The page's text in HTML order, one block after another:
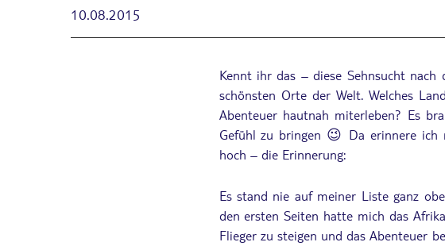
10.08.2015
Kennt ihr das – diese Sehnsucht nach
schönsten Orte der Welt. Welches
Abenteuer hautnah miterleben? Es
Gefühl zu bringen 😉 Da erinnere ich
hoch – die Erinnerung:
Es stand nie auf meiner Liste ganz
den ersten Seiten hatte mich das
Flieger zu steigen und das Abenteuer